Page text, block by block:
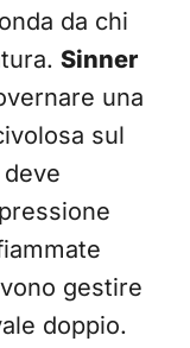
da chi
Sinner
una
sul
deve
gestire
doppio.